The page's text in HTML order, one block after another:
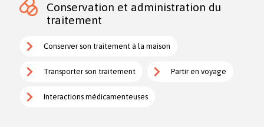
Conservation et administration du
traitement
Conserver son traitement à la maison
Transporter son traitement Partir en voyage
Interactions médicamenteuses